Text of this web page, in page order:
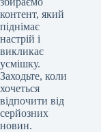
контент, який
піднімає
настрій і
викликає
усмішку.
Заходьте, коли
хочеться
відпочити від
серйозних
новин.